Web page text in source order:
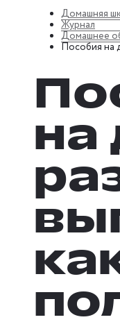
Домашняя
Журнал
Домашнее
Пособия на
на